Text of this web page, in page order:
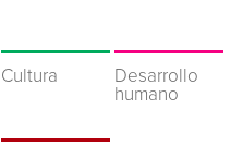
Cultura
Desarrollo
humano